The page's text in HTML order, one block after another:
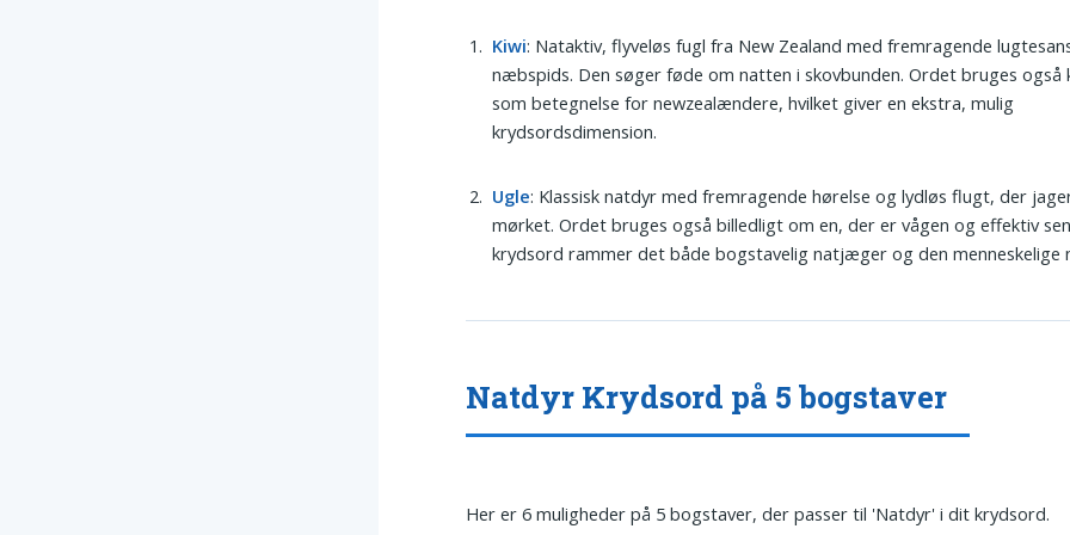
Kiwi: Nataktiv, flyveløs fugl fra New Zealand med fremragende
næbspids. Den søger føde om natten i skovbunden. Ordet bruges også
som betegnelse for newzealændere, hvilket giver en ekstra, mulig
krydsordsdimension.
Ugle: Klassisk natdyr med fremragende hørelse og lydløs flugt, der
mørket. Ordet bruges også billedligt om en, der er vågen og effektiv
krydsord rammer det både bogstavelig natjæger og den menneskelige
Natdyr Krydsord på 5 bogstaver
Her er 6 muligheder på 5 bogstaver, der passer til 'Natdyr' i dit krydsord.